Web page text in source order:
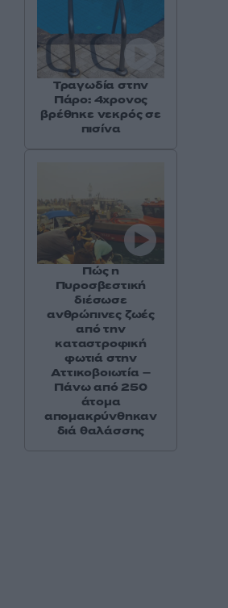
Τραγωδία στην
Πάρο: 4χρονος
βρέθηκε νεκρός σε
πισίνα
Πώς η
Πυροσβεστική
διέσωσε
ανθρώπινες ζωές
από την
καταστροφική
φωτιά στην
Αττικοβοιωτία –
Πάνω από 250
άτομα
απομακρύνθηκαν
διά θαλάσσης